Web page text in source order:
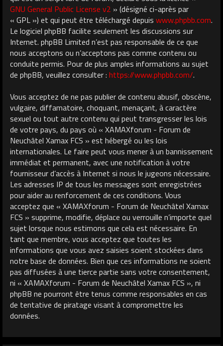
GNU General Public License v2 » (désigné ci-après par
« GPL ») et qui peut être téléchargé depuis www.phpbb.com.
Le logiciel phpBB facilite seulement les discussions sur
Internet. phpBB Limited n’est pas responsable de ce que
nous acceptons ou n’acceptons pas comme contenu ou
conduite permis. Pour de plus amples informations au sujet
de phpBB, veuillez consulter : https://www.phpbb.com/.
Vous acceptez de ne pas publier de contenu abusif, obscène,
vulgaire, diffamatoire, choquant, menaçant, à caractère
sexuel ou tout autre contenu qui peut transgresser les lois
de votre pays, du pays où « XAMAXforum - Forum de
Neuchâtel Xamax FCS » est hébergé ou les lois
internationales. Le faire peut vous mener à un bannissement
immédiat et permanent, avec une notification à votre
fournisseur d’accès à Internet si nous le jugeons nécessaire.
Les adresses IP de tous les messages sont enregistrées
pour aider au renforcement de ces conditions. Vous
acceptez que « XAMAXforum - Forum de Neuchâtel Xamax
FCS » supprime, modifie, déplace ou verrouille n’importe quel
sujet lorsque nous estimons que cela est nécessaire. En
tant que membre, vous acceptez que toutes les
informations que vous avez saisies soient stockées dans
notre base de données. Bien que ces informations ne soient
pas diffusées à une tierce partie sans votre consentement,
ni « XAMAXforum - Forum de Neuchâtel Xamax FCS », ni
phpBB ne pourront être tenus comme responsables en cas
de tentative de piratage visant à compromettre les
données.